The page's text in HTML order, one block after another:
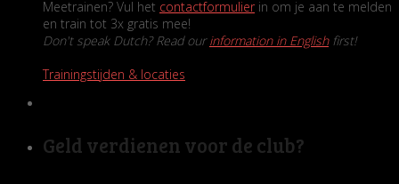
Meetrainen? Vul het contactformulierin om je aan te melden
en train tot 3x gratis mee!
Don't speak Dutch? Read ourinformation in Englishfirst!
Trainingstijden & locaties
Geld verdienen voor de club?